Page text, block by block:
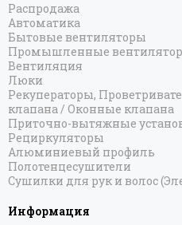
Распродажа
Автоматика
Бытовые вентиляторы
Промышленные
Вентиляция
Люки
Рекуператоры,
клапана / Оконные клапана
Приточно-вытяжные
Рециркуляторы
Алюминиевый профиль
Полотенцесушители
Сушилки для рук и волос
Информация